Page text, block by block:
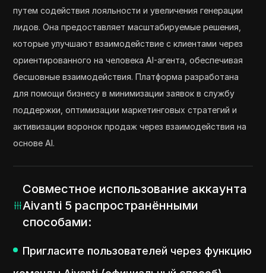
путем содействия лояльности и увеличения генерации
лидов. Она предоставляет масштабируемые решения,
которые улучшают взаимодействие с клиентами через
ориентированного на человека AI-агента, обеспечивая
бесшовные взаимодействия. Платформа разработана
для помощи бизнесу в минимизации заявок в службу
поддержки, оптимизации маркетинговых стратегий и
активизации воронок продаж через взаимодействия на
основе AI.
Совместное использование аккаунта
Aivanti 5 распространёнными
способами:
Пригласите пользователей через функцию